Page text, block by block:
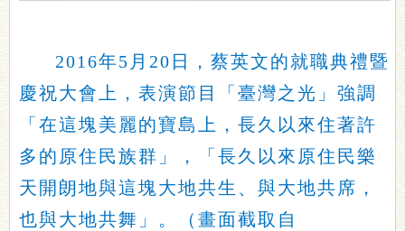
2016年5月20日，蔡英文的就職典禮暨
慶祝大會上，表演節目「臺灣之光」強調
「在這塊美麗的寶島上，長久以來住著許
多的原住民族群」，「長久以來原住民樂
天開朗地與這塊大地共生、與大地共席，
也與大地共舞」。（畫面截取自